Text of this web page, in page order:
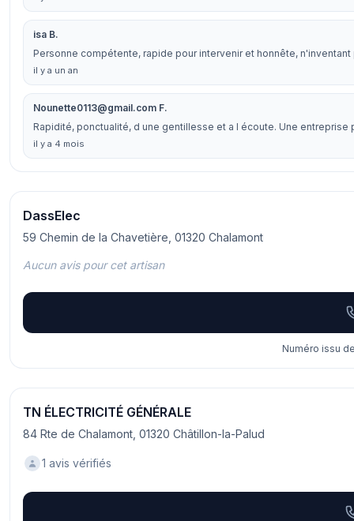
isa B.
Personne compétente, rapide pour intervenir et honnête,
il y a un an
Nounette0113@gmail.com F.
Rapidité, ponctualité, d une gentillesse et a l écoute. Une
il y a 4 mois
DassElec
59 Chemin de la Chavetière, 01320 Chalamont
Aucun avis pour cet artisan
Numéro issu
TN ÉLECTRICITÉ GÉNÉRALE
84 Rte de Chalamont, 01320 Châtillon-la-Palud
1 avis vérifiés